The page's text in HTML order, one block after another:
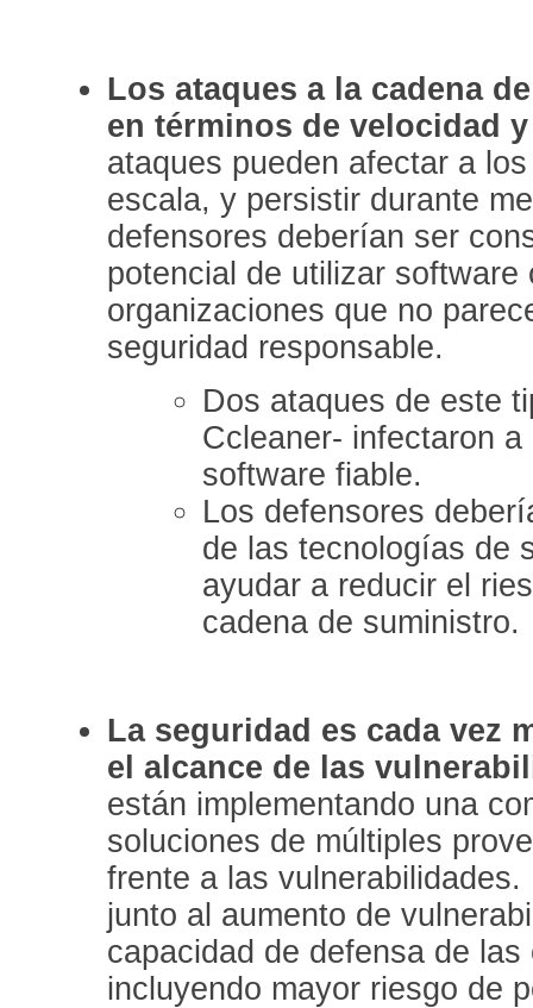
Los ataques a la cadena
en términos de velocidad
ataques pueden afectar a
escala, y persistir durante
defensores deberían ser
potencial de utilizar software
organizaciones que no
seguridad responsable.
Dos ataques de este
Ccleaner- infectaron
software fiable.
Los defensores
de las tecnologías de
ayudar a reducir el
cadena de suministro.
La seguridad es cada vez
el alcance de las
están implementando una
soluciones de múltiples
frente a las
junto al aumento de
capacidad de defensa de
incluyendo mayor riesgo de